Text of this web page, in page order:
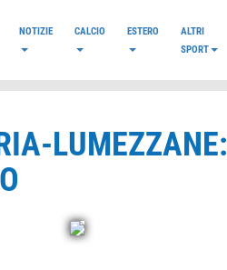
NOTIZIE CALCIO ESTERO
ALTRI
SPORT